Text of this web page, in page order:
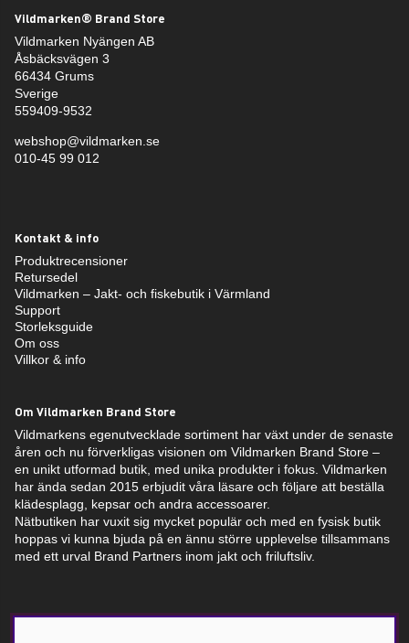
Vildmarken® Brand Store
Vildmarken Nyängen AB
Åsbäcksvägen 3
66434 Grums
Sverige
559409-9532
webshop@vildmarken.se
010-45 99 012
Kontakt & info
Produktrecensioner
Retursedel
Vildmarken – Jakt- och fiskebutik i Värmland
Support
Storleksguide
Om oss
Villkor & info
Om Vildmarken Brand Store
Vildmarkens egenutvecklade sortiment har växt under de senaste
åren och nu förverkligas visionen om Vildmarken Brand Store –
en unikt utformad butik, med unika produkter i fokus. Vildmarken
har ända sedan 2015 erbjudit våra läsare och följare att beställa
klädesplagg, kepsar och andra accessoarer.
Nätbutiken har vuxit sig mycket populär och med en fysisk butik
hoppas vi kunna bjuda på en ännu större upplevelse tillsammans
med ett urval Brand Partners inom jakt och friluftsliv.